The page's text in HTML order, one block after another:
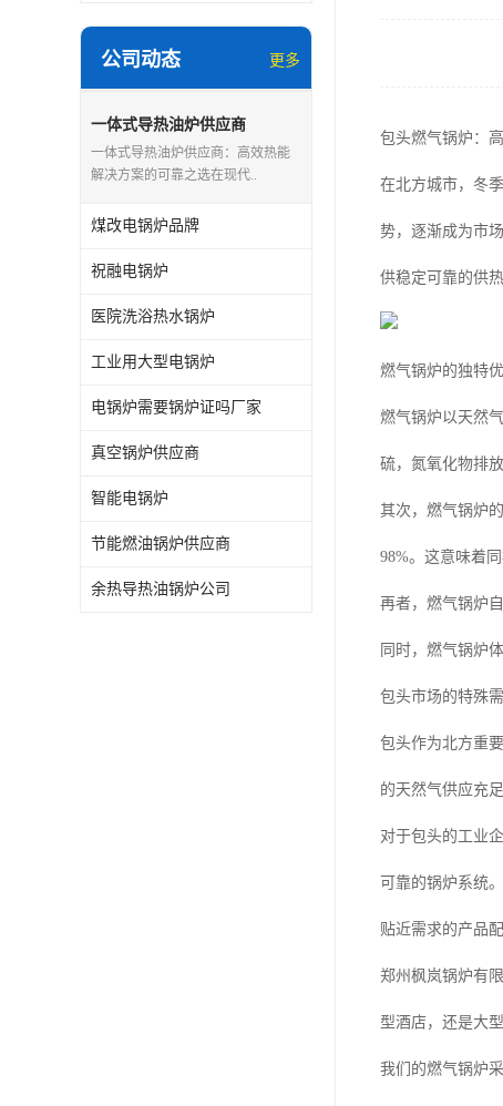
公司动态 更多
一体式导热油炉供应商
一体式导热油炉供应商：高效热能
解决方案的可靠之选在现代..
煤改电锅炉品牌
祝融电锅炉
医院洗浴热水锅炉
工业用大型电锅炉
电锅炉需要锅炉证吗厂家
真空锅炉供应商
智能电锅炉
节能燃油锅炉供应商
余热导热油锅炉公司
包头燃气锅炉：
在北方城市，冬
势，逐渐成为市
供稳定可靠的供
燃气锅炉的独特
燃气锅炉以天然
硫，氮氧化物排
其次，燃气锅炉
98%。这意味着
再者，燃气锅炉
同时，燃气锅炉
包头市场的特殊
包头作为北方重
的天然气供应充
对于包头的工业
可靠的锅炉系统
贴近需求的产品
郑州枫岚锅炉有
型酒店，还是大
我们的燃气锅炉